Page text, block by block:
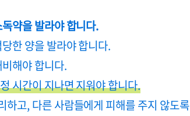
약을 발라야 합니다.
한 양을 발라야 합니다.
해야 합니다.
시간이 지나면 지워야 합니다.
고, 다른 사람들에게 피해를 주지 않도록